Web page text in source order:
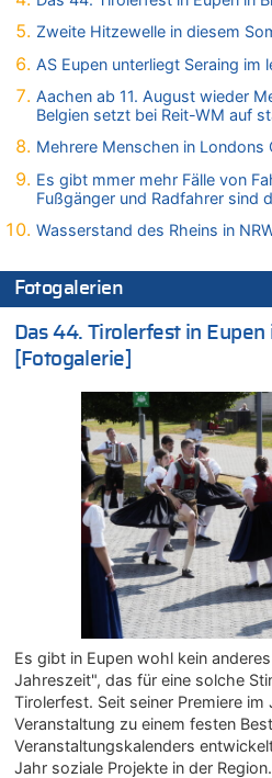
Leipzig, Mechernich und die
Drohnen mit Strengstoff? War es
09.08.2026 - 01:10 von Peter S.
Leipzig, Mechernich und die
09.08.2026 - 01:07 von Peter S.
Drohnen mit Strengstoff? War es
09.08.2026 - 01:05 von Peter S.
Leipzig, Mechernich und die
Drohnen mit Strengstoff? War es
08.08.2026 - 23:27 von Bingo zu
Zweite Hitzewelle in diesem
08.08.2026 - 22:47 von Heinz F.
Wasserstand des Rheins in NRW
08.08.2026 - 22:39 von Hugo
Politischer Eklat bei der
„Schwerwiegende und
08.08.2026 - 22:23 von Marcel
Politischer Eklat bei der
„Schwerwiegende und
08.08.2026 - 22:12 von Hugo
LESERBRIEF – Für lokale,
Leipzig, Mechernich und die
Drohnen mit Strengstoff? War es
08.08.2026 - 22:07 von Shari zu
Belgier knackt Jackpot bei
mehr als 111 Millionen €
Zweite Hitzewelle in diesem
AS Eupen unterliegt Seraing im
Aachen ab 11. August wieder
Belgien setzt bei Reit-WM auf
Mehrere Menschen in Londons
Es gibt mmer mehr Fälle von
Fußgänger und Radfahrer sind
Wasserstand des Rheins in
Fotogalerien
Das 44. Tirolerfest in Eupen
[Fotogalerie]
Es gibt in Eupen wohl kein
Jahreszeit", das für eine solche
Tirolerfest. Seit seiner Premiere
Veranstaltung zu einem festen
Veranstaltungskalenders
Jahr soziale Projekte in der Region.